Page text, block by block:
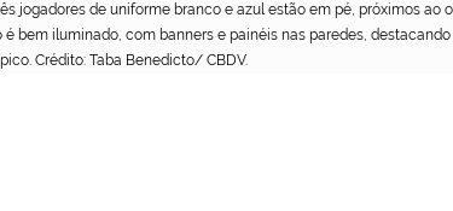
jogadores de uniforme branco e azul estão em pé, próximos ao
bem iluminado, com banners e painéis nas paredes,
Crédito: Taba Benedicto/ CBDV.